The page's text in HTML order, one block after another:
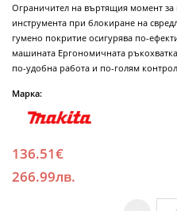
Ограничител на въртящия момент за
инструмента при блокиране на
гумено покритие осигурява по-
машината Ергономичната
по-удобна работа и по-голям контрол
Марка:
136.51€
266.99лв.